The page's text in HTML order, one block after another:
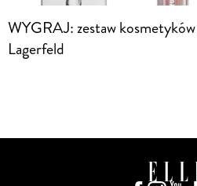
WYGRAJ: zestaw
Lagerfeld